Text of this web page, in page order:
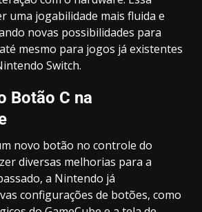
uma jogabilidade mais fluida e
novas possibilidades para
mesmo para jogos já existentes
Switch.
Botão C na
novo botão no controle do
diversas melhorias para a
a Nintendo já
configurações de botões, como